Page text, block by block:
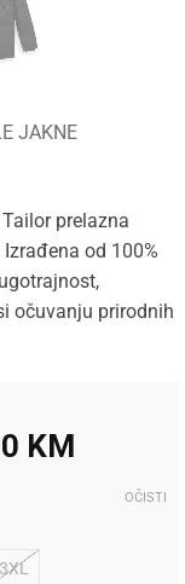
JAKNE
prelazna
od 100%
očuvanju prirodnih
KM.
KM
3XL
OČISTI